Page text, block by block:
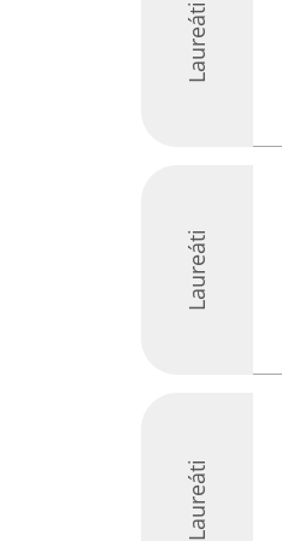
Laureáti
Laureáti
Laureáti